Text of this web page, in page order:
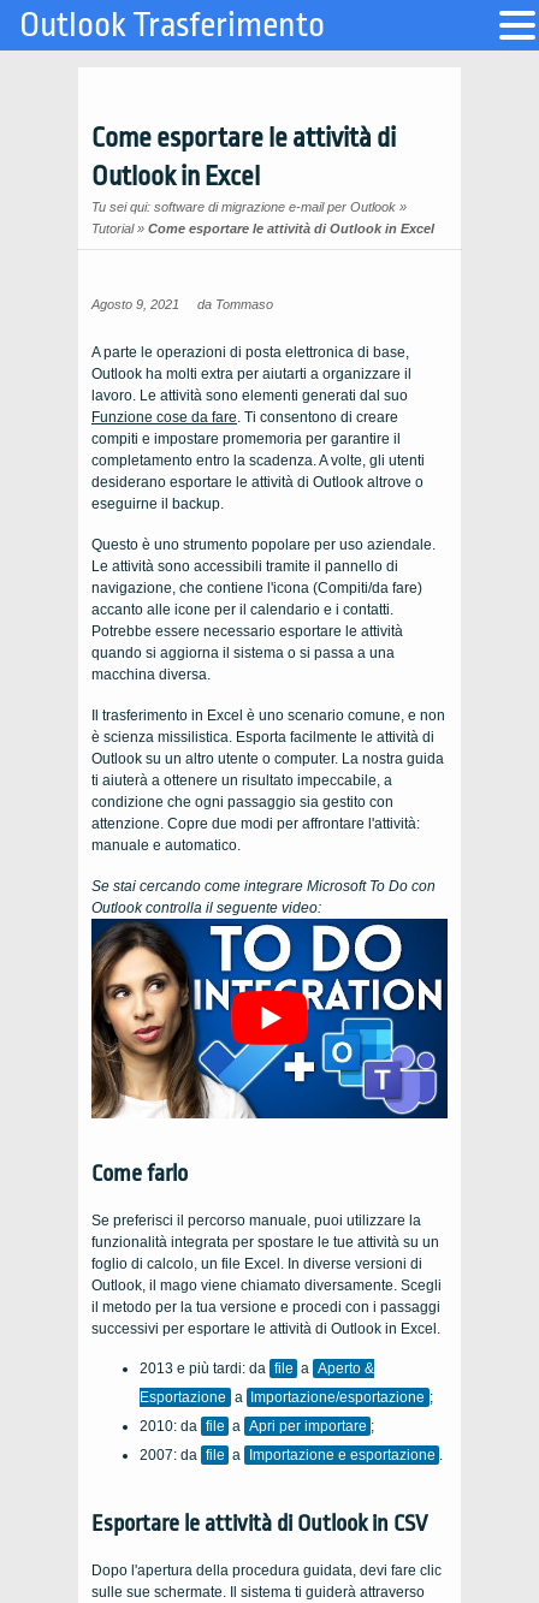
Come esportare le attività di
Outlook in Excel
Tu sei qui: software di migrazione e-mail per Outlook »
Tutorial» Come esportare le attività di Outlook in Excel
Agosto 9, 2021 da Tommaso
A parte le operazioni di posta elettronica di base,
Outlook ha molti extra per aiutarti a organizzare il
lavoro. Le attività sono elementi generati dal suo
Funzione cose da fare. Ti consentono di creare
compiti e impostare promemoria per garantire il
completamento entro la scadenza. A volte, gli utenti
desiderano esportare le attività di Outlook altrove o
eseguirne il backup.
Questo è uno strumento popolare per uso aziendale.
Le attività sono accessibili tramite il pannello di
navigazione, che contiene l'icona (Compiti/da fare)
accanto alle icone per il calendario e i contatti.
Potrebbe essere necessario esportare le attività
quando si aggiorna il sistema o si passa a una
macchina diversa.
Il trasferimento in Excel è uno scenario comune, e non
è scienza missilistica. Esporta facilmente le attività di
Outlook su un altro utente o computer. La nostra guida
ti aiuterà a ottenere un risultato impeccabile, a
condizione che ogni passaggio sia gestito con
attenzione. Copre due modi per affrontare l'attività:
manuale e automatico.
Se stai cercando come integrare Microsoft To Do con
Outlook controlla il seguente video:
Come farlo
Se preferisci il percorso manuale, puoi utilizzare la
funzionalità integrata per spostare le tue attività su un
foglio di calcolo, un file Excel. In diverse versioni di
Outlook, il mago viene chiamato diversamente. Scegli
il metodo per la tua versione e procedi con i passaggi
successivi per esportare le attività di Outlook in Excel.
2013 e più tardi: da file a Aperto &
Esportazione a Importazione/esportazione ;
2010: da file a Apri per importare ;
2007: da file a Importazione e esportazione
Esportare le attività di Outlook in CSV
Dopo l'apertura della procedura guidata, devi fare clic
sulle sue schermate. Il sistema ti guiderà attraverso
Outlook Trasferimento